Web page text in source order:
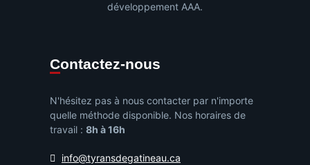
développement AAA.
Contactez-nous
N'hésitez pas à nous contacter par n'importe
quelle méthode disponible. Nos horaires de
travail : 8h à 16h
info@tyransdegatineau.ca